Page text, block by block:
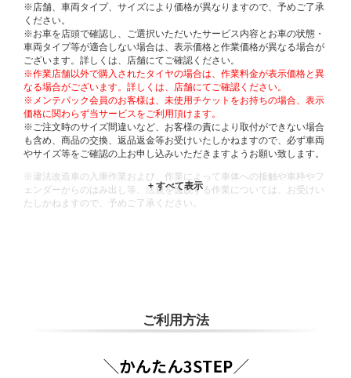
※店舗、車両タイプ、サイズにより価格が異なりますので、予めご了承
ください。
※お車を店頭で確認し、ご選択いただいたサービス内容とお車の状態・
車両タイプ等が適合しない場合は、表示価格と作業価格が異なる場合が
ございます。詳しくは、店舗にてご確認ください。
※作業店舗以外で購入されたタイヤの場合は、作業料金が表示価格と異
なる場合がございます。詳しくは、店舗にてご確認ください。
※メンテパック会員のお客様は、未使用チケットをお持ちの場合、表示
価格に関わらず当サービスをご利用頂けます。
※ご注文時のサイズ間違いなど、お客様の責により取付ができない場合
も含め、商品の交換、返品返金等お受けいたしかねますので、必ず車両
やサイズ等をご確認の上お申し込みいただきますようお願い致します。
※違法改造車の入庫作業および、作業によって車体への接触や車枠やフ
ェンダーからのはみ出し等、法規を逸脱する作業については、お受けい
たしかねますので、予めご了承ください。
ご利用方法